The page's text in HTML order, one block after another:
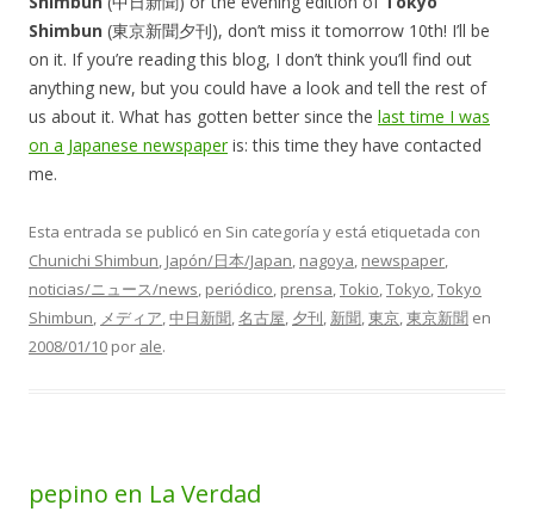
Shimbun (東京新聞夕刊), don’t miss it tomorrow 10th! I’ll be
on it. If you’re reading this blog, I don’t think you’ll find out
anything new, but you could have a look and tell the rest of
us about it. What has gotten better since the last time I was
on a Japanese newspaperis: this time they have contacted
me.
Esta entrada se publicó en Sin categoría y está etiquetada con
Chunichi Shimbun, Japón/日本/Japan, nagoya, newspaper,
noticias/ニュース/news, periódico, prensa,Tokio,Tokyo,Tokyo
Shimbun, メディア,中日新聞,名古屋, 夕刊, 新聞,東京,東京新聞 en
2008/01/10 por ale.
pepino en La Verdad